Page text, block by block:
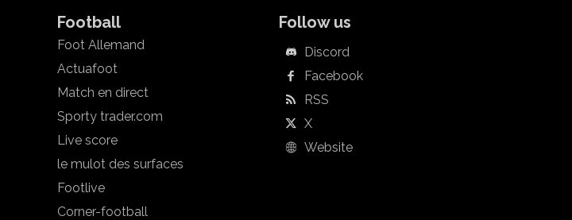
Football
Foot Allemand
Actuafoot
Match en direct
Sporty trader.com
Live score
le mulot des surfaces
Footlive
Corner-football
Follow us
Discord
Facebook
RSS
X
Website